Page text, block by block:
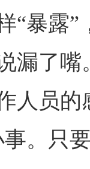
“暴露
漏了
人员的
。只